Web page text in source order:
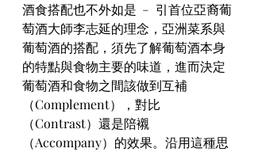
酒食搭配也不外如是 ﹣ 引首位亞裔葡
萄酒大師李志延的理念，亞洲菜系與
葡萄酒的搭配，須先了解葡萄酒本身
的特點與食物主要的味道，進而決定
葡萄酒和食物之間該做到互補
（Complement），對比
（Contrast）還是陪襯
（Accompany）的效果。沿用這種思